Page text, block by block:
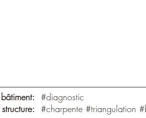
#diagnostic
#charpente #triangulation